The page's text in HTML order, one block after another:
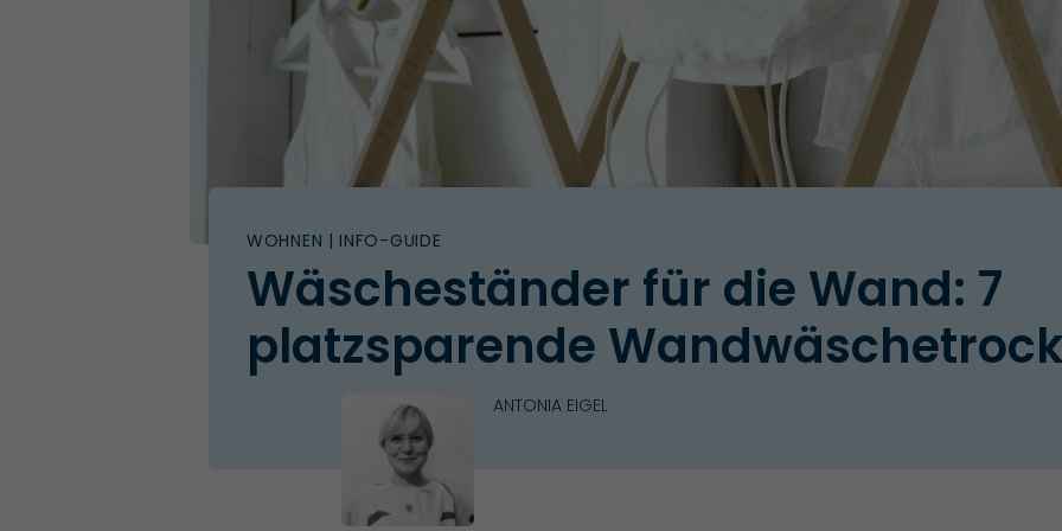
WOHNEN | INFO-GUIDE
Wäscheständer für die Wand: 7
platzsparende
ANTONIA EIGEL